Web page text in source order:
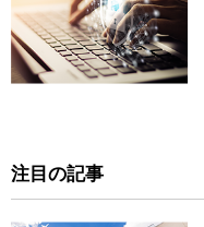
注目の記事